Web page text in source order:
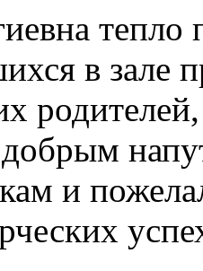
тепло
в зале
и